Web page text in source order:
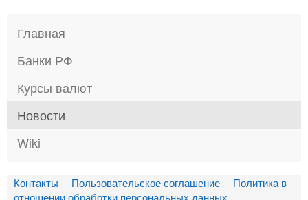
Главная
Банки РФ
Курсы валют
Новости
Wiki
Контакты Пользовательское соглашение
Политика в
отношении обработки персональных данных